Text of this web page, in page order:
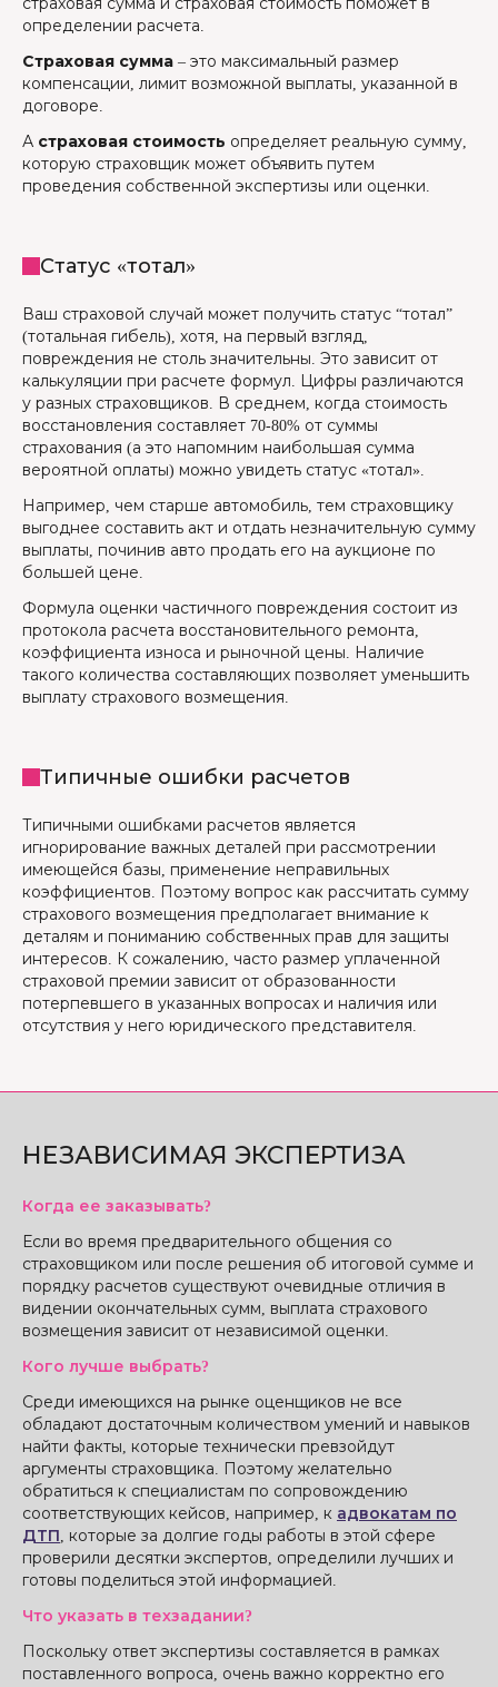
страховая сумма и страховая стоимость поможет в
определении расчета.
Страховая сумма – это максимальный размер
компенсации, лимит возможной выплаты, указанной в
договоре.
А страховая стоимость определяет реальную сумму,
которую страховщик может объявить путем
проведения собственной экспертизы или оценки.
Статус «тотал»
Ваш страховой случай может получить статус “тотал”
(тотальная гибель), хотя, на первый взгляд,
повреждения не столь значительны. Это зависит от
калькуляции при расчете формул. Цифры различаются
у разных страховщиков. В среднем, когда стоимость
восстановления составляет 70-80% от суммы
страхования (а это напомним наибольшая сумма
вероятной оплаты) можно увидеть статус «тотал».
Например, чем старше автомобиль, тем страховщику
выгоднее составить акт и отдать незначительную сумму
выплаты, починив авто продать его на аукционе по
большей цене.
Формула оценки частичного повреждения состоит из
протокола расчета восстановительного ремонта,
коэффициента износа и рыночной цены. Наличие
такого количества составляющих позволяет уменьшить
выплату страхового возмещения.
Типичные ошибки расчетов
Типичными ошибками расчетов является
игнорирование важных деталей при рассмотрении
имеющейся базы, применение неправильных
коэффициентов. Поэтому вопрос как рассчитать сумму
страхового возмещения предполагает внимание к
деталям и пониманию собственных прав для защиты
интересов. К сожалению, часто размер уплаченной
страховой премии зависит от образованности
потерпевшего в указанных вопросах и наличия или
отсутствия у него юридического представителя.
НЕЗАВИСИМАЯ ЭКСПЕРТИЗА
Когда ее заказывать?
Если во время предварительного общения со
страховщиком или после решения об итоговой сумме и
порядку расчетов существуют очевидные отличия в
видении окончательных сумм, выплата страхового
возмещения зависит от независимой оценки.
Кого лучше выбрать?
Среди имеющихся на рынке оценщиков не все
обладают достаточным количеством умений и навыков
найти факты, которые технически превзойдут
аргументы страховщика. Поэтому желательно
обратиться к специалистам по сопровождению
соответствующих кейсов, например, к адвокатам по
ДТП , которые за долгие годы работы в этой сфере
проверили десятки экспертов, определили лучших и
готовы поделиться этой информацией.
Что указать в техзадании?
Поскольку ответ экспертизы составляется в рамках
поставленного вопроса, очень важно корректно его